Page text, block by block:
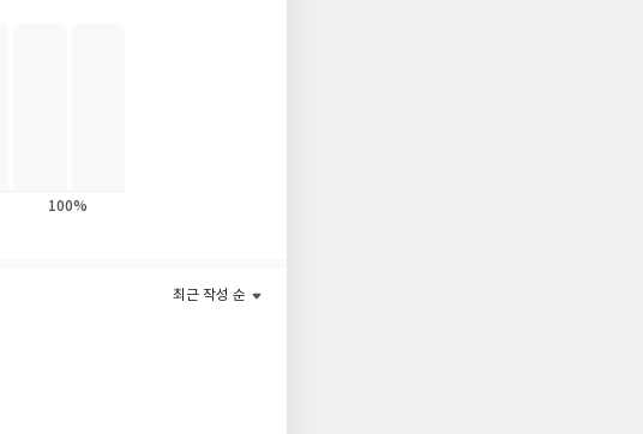
100%
최근 작성 순